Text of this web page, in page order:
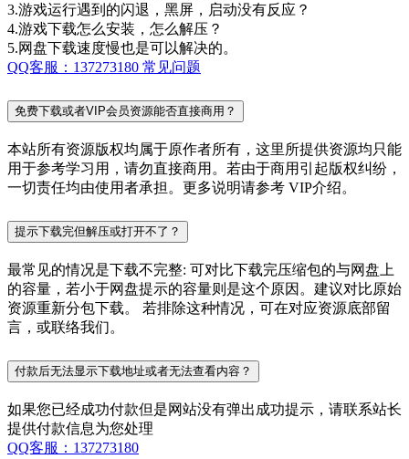
3.游戏运行遇到的闪退，黑屏，启动没有反应？
4.游戏下载怎么安装，怎么解压？
5.网盘下载速度慢也是可以解决的。
QQ客服：137273180 常见问题
免费下载或者VIP会员资源能否直接商用？
本站所有资源版权均属于原作者所有，这里所提供资源均只能
用于参考学习用，请勿直接商用。若由于商用引起版权纠纷，
一切责任均由使用者承担。更多说明请参考 VIP介绍。
提示下载完但解压或打开不了？
最常见的情况是下载不完整: 可对比下载完压缩包的与网盘上
的容量，若小于网盘提示的容量则是这个原因。建议对比原始
资源重新分包下载。 若排除这种情况，可在对应资源底部留
言，或联络我们。
付款后无法显示下载地址或者无法查看内容？
如果您已经成功付款但是网站没有弹出成功提示，请联系站长
提供付款信息为您处理
QQ客服：137273180